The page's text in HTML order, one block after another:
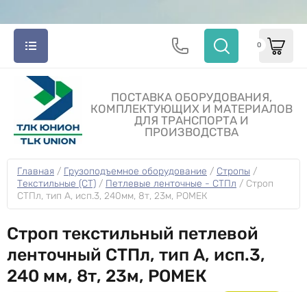
ПОСТАВКА ОБОРУДОВАНИЯ,
КОМПЛЕКТУЮЩИХ И МАТЕРИАЛОВ
ДЛЯ ТРАНСПОРТА И
ПРОИЗВОДСТВА
0
Главная / Грузоподъемное оборудование / Стропы
Текстильные (СТ) / Петлевые ленточные - СТПл / Строп
СТПл, тип A, исп.3, 240мм, 8т, 23м, РОМЕК
Строп текстильный петлевой
ленточный СТПл, тип A, исп.3,
240 мм, 8т, 23м, РОМЕК